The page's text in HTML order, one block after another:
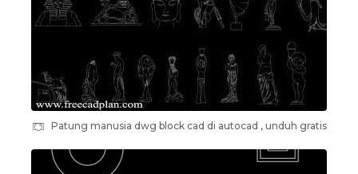
Patung manusia dwg block cad di autocad , unduh gratis